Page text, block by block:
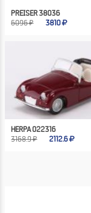
PREISER 38036
6096 ₽
3810
HERPA 022316
3168.9 ₽
2112.6